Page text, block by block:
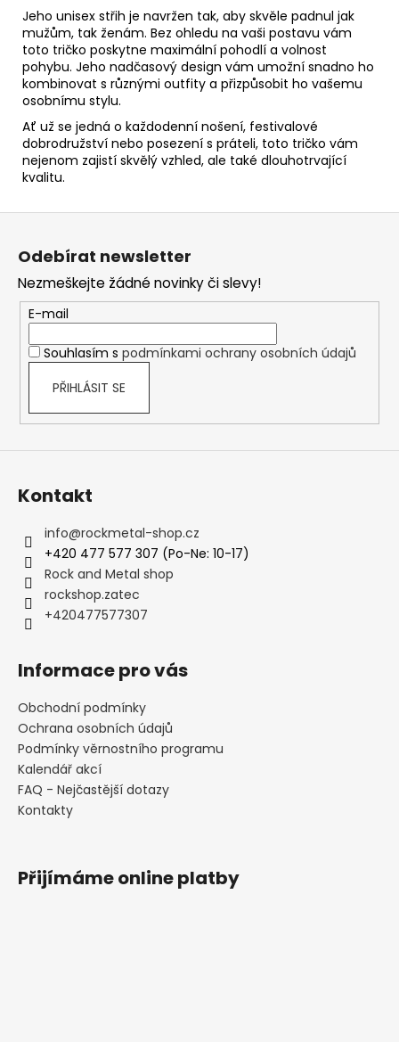
Jeho unisex střih je navržen tak, aby skvěle padnul jak
mužům, tak ženám. Bez ohledu na vaši postavu vám
toto tričko poskytne maximální pohodlí a volnost
pohybu. Jeho nadčasový design vám umožní snadno ho
kombinovat s různými outfity a přizpůsobit ho vašemu
osobnímu stylu.
Ať už se jedná o každodenní nošení, festivalové
dobrodružství nebo posezení s práteli, toto tričko vám
nejenom zajistí skvělý vzhled, ale také dlouhotrvající
kvalitu.
Z
Odebírat newsletter
Nezmeškejte žádné novinky či slevy!
E-mail
Souhlasím s podmínkami ochrany osobních údajů
PŘIHLÁSIT SE
Kontakt
info@rockmetal-shop.cz
+420 477 577 307 (Po-Ne: 10-17)
Rock and Metal shop
rockshop.zatec
+420477577307
Informace pro vás
Obchodní podmínky
Ochrana osobních údajů
Podmínky věrnostního programu
Kalendář akcí
FAQ - Nejčastější dotazy
Kontakty
Přijímáme online platby